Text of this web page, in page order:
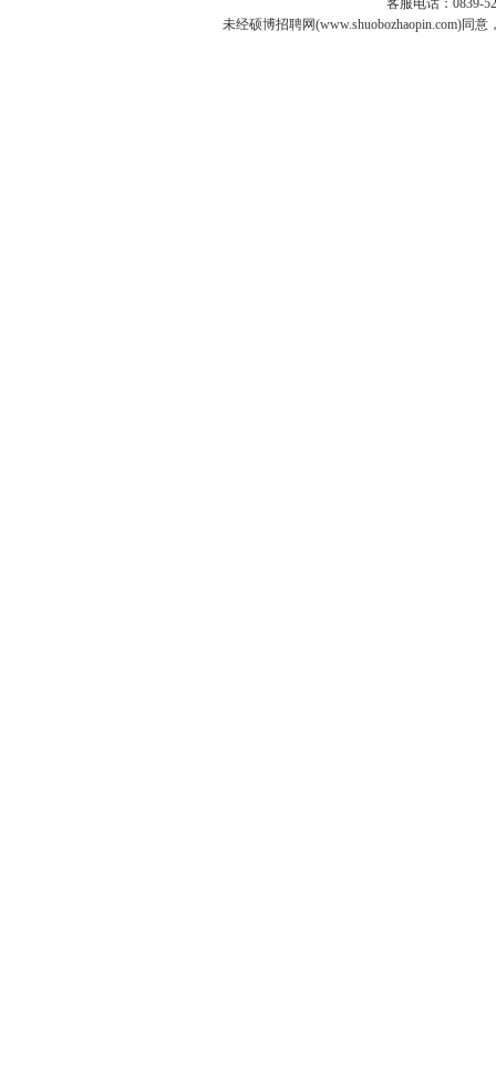
客服电话：0839-
未经硕博招聘网(www.shuobozhaopin.com)同